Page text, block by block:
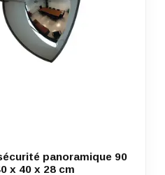
panoramique 90
x 40 x 28 cm